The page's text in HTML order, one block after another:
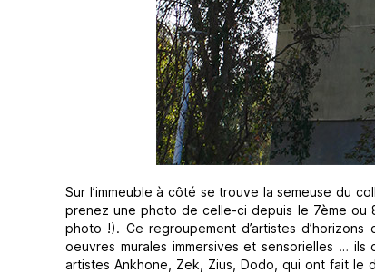
Sur l’immeuble à côté se trouve la semeuse du
prenez une photo de celle-ci depuis le 7ème ou
photo !). Ce regroupement d’artistes
oeuvres murales immersives et sensorielles …
artistes Ankhone, Zek, Zius, Dodo, qui ont fait le